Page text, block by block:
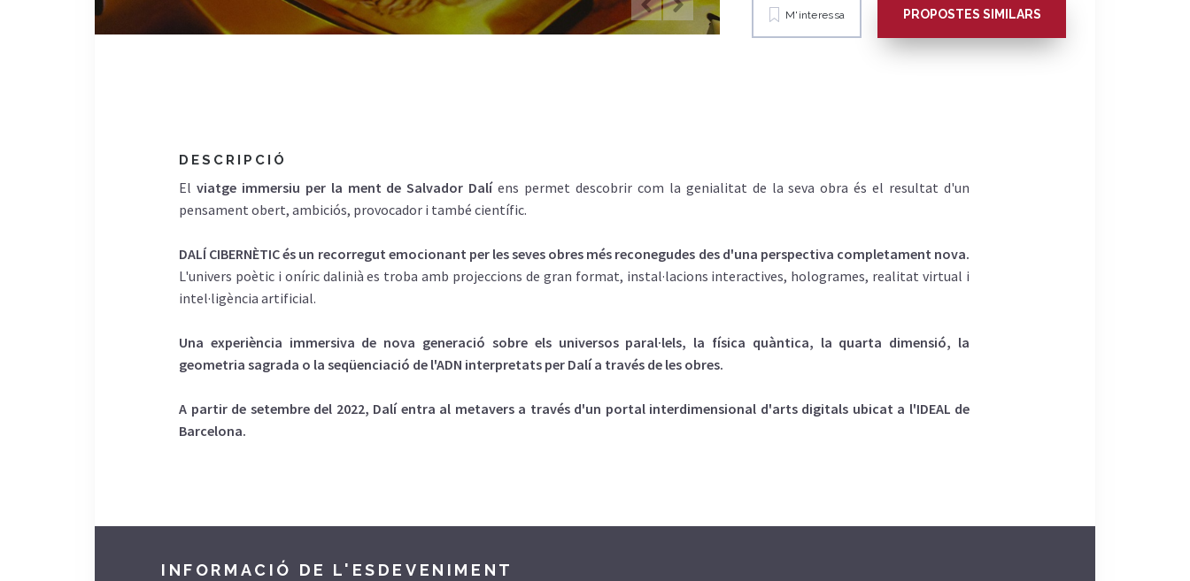
M'interessa PROPOSTES SIMILARS
DESCRIPCIÓ
El viatge immersiu per la ment de Salvador Dalíens permet descobrir com la genialitat de la seva obra és el resultat d'un
pensament obert, ambiciós, provocador i també científic.
DALÍ CIBERNÈTIC és un recorregut emocionant per les seves obres més reconegudes des d'una perspectiva completament nova.
L'univers poètic i oníric dalinià es troba amb projeccions de gran format, instal·lacions interactives, hologrames, realitat virtual i
intel·ligència artificial.
Una experiència immersiva de nova generació sobre els universos paral·lels, la física quàntica, la quarta dimensió, la
geometria sagrada o la seqüenciació de l'ADN interpretats per Dalí a través de les obres.
A partir de setembre del 2022, Dalí entra al metavers a través d'un portal interdimensional d'arts digitals ubicat a l'IDEAL de
Barcelona.
INFORMACIÓ DE L'ESDEVENIMENT